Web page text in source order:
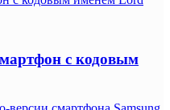
с кодовым